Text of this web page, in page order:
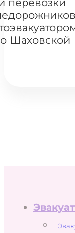
перевозки
Шаховской